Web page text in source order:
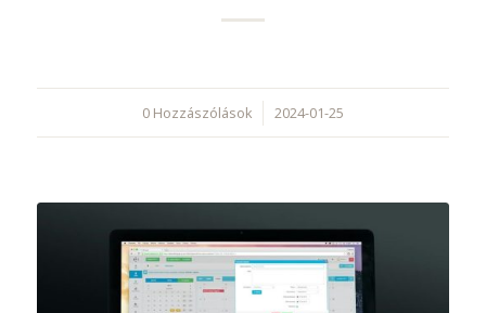
0 Hozzászólások
/ 2024-01-25